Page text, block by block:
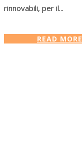
rinnovabili, per il...
READ MORE